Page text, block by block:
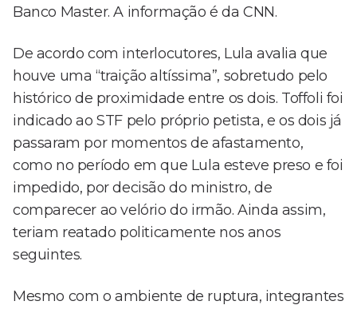
Banco Master. A informação é da CNN.
De acordo com interlocutores, Lula avalia que
houve uma “traição altíssima”, sobretudo pelo
histórico de proximidade entre os dois. Toffoli foi
indicado ao STF pelo próprio petista, e os dois já
passaram por momentos de afastamento,
como no período em que Lula esteve preso e foi
impedido, por decisão do ministro, de
comparecer ao velório do irmão. Ainda assim,
teriam reatado politicamente nos anos
seguintes.
Mesmo com o ambiente de ruptura, integrantes